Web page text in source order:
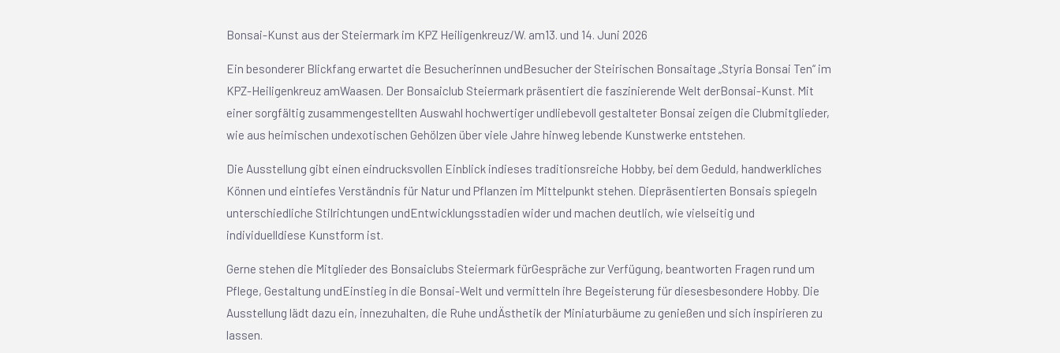
Bonsai-Kunst aus der Steiermark im KPZ Heiligenkreuz/W. am13. und 14. Juni 2026
Ein besonderer Blickfang erwartet die Besucherinnen undBesucher der Steirischen Bonsaitage „Styria Bonsai Ten“ im
KPZ-Heiligenkreuz amWaasen. Der Bonsaiclub Steiermark präsentiert die faszinierende Welt derBonsai-Kunst. Mit
einer sorgfältig zusammengestellten Auswahl hochwertiger undliebevoll gestalteter Bonsai zeigen die Clubmitglieder,
wie aus heimischen undexotischen Gehölzen über viele Jahre hinweg lebende Kunstwerke entstehen.
Die Ausstellung gibt einen eindrucksvollen Einblick indieses traditionsreiche Hobby, bei dem Geduld, handwerkliches
Können und eintiefes Verständnis für Natur und Pflanzen im Mittelpunkt stehen. Diepräsentierten Bonsais spiegeln
unterschiedliche Stilrichtungen undEntwicklungsstadien wider und machen deutlich, wie vielseitig und
individuelldiese Kunstform ist.
Gerne stehen die Mitglieder des Bonsaiclubs Steiermark fürGespräche zur Verfügung, beantworten Fragen rund um
Pflege, Gestaltung undEinstieg in die Bonsai-Welt und vermitteln ihre Begeisterung für diesesbesondere Hobby. Die
Ausstellung lädt dazu ein, innezuhalten, die Ruhe undÄsthetik der Miniaturbäume zu genießen und sich inspirieren zu
lassen.